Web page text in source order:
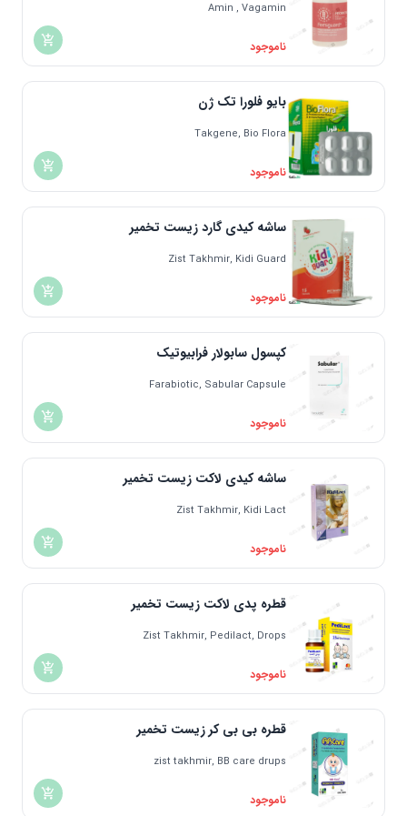
Amin , Vagamin
ناموجود
بایو فلورا تک ژن
Takgene, Bio Flora
ناموجود
ساشه کیدی گارد زیست تخمیر
Zist Takhmir, Kidi Guard
ناموجود
کپسول سابولار فرابیوتیک
Farabiotic, Sabular Capsule
ناموجود
ساشه کیدی لاکت زیست تخمیر
Zist Takhmir, Kidi Lact
ناموجود
قطره پدی لاکت زیست تخمیر
Zist Takhmir, Pedilact, Drops
ناموجود
قطره بی بی کر زیست تخمیر
zist takhmir, BB care drups
ناموجود